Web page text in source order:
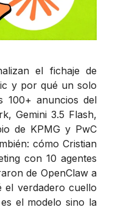
el fichaje de
y por qué un solo
100+ anuncios del
Gemini 3.5 Flash,
de KPMG y PwC
cómo Cristian
con 10 agentes
de OpenClaw a
el verdadero cuello
el modelo sino la